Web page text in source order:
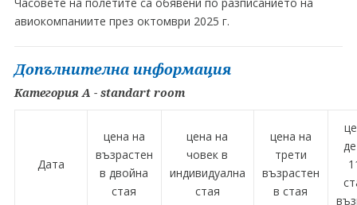
авиокомпаниите през октомври 2025 г.
Допълнителна информация
Категория A - standart room
Дата
цена на
възрастен
в двойна
стая
цена на
човек в
индивидуална
стая
цена на
трети
възрастен
в стая